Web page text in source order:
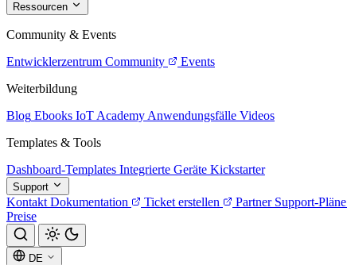
Ressourcen
Community & Events
Entwicklerzentrum Community
Events
Weiterbildung
Blog Ebooks IoT Academy Anwendungsfälle Videos
Templates & Tools
Dashboard-Templates Integrierte Geräte Kickstarter
Support
Kontakt Dokumentation Ticket erstellen Partner Support-Pläne
Preise
DE